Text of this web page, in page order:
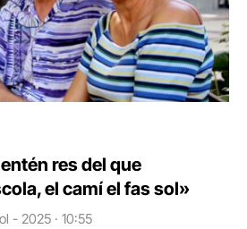
res del que
el camí el fas sol»
- 2025 · 10:55